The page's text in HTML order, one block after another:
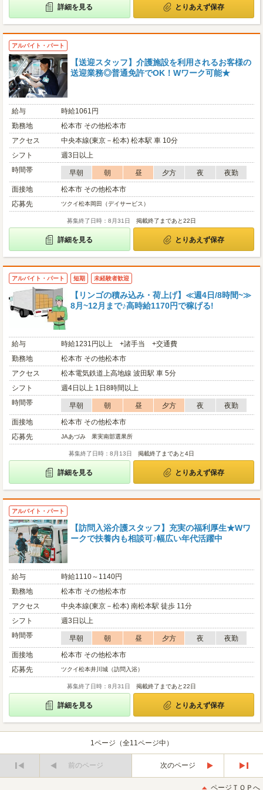
詳細を見る とりあえず保存
アルバイト・パート
【送迎スタッフ】介護施設を利用されるお客様の
送迎業務◎普通免許でOK！Wワーク可能★
給与
時給1061円
勤務地
松本市 その他松本市
アクセス
中央本線(東京－松本) 松本駅 車 10分
シフト
週3日以上
時間帯
早朝 朝 昼 夕方 夜
夜勤
面接地
松本市 その他松本市
応募先
ツクイ松本岡田（デイサービス）
募集終了日時：8月31日 掲載終了まであと22日
詳細を見る とりあえず保存
アルバイト・パート 短期 未経験者歓迎
【リンゴの積み込み・荷上げ】≪週4日/8時間~≫
8月~12月まで♪高時給1170円で稼げる!
給与
時給1231円以上 +諸手当 +交通費
勤務地
松本市 その他松本市
アクセス
松本電気鉄道上高地線 波田駅 車 5分
シフト
週4日以上 1日8時間以上
時間帯
早朝 朝 昼 夕方 夜
夜勤
面接地
松本市 その他松本市
応募先
JAあづみ 果実南部選果所
募集終了日時：8月13日 掲載終了まであと4日
詳細を見る とりあえず保存
アルバイト・パート
【訪問入浴介護スタッフ】充実の福利厚生★Wワ
ークで扶養内も相談可♪幅広い年代活躍中
給与
時給1110～1140円
勤務地
松本市 その他松本市
アクセス
中央本線(東京－松本) 南松本駅 徒歩 11分
シフト
週3日以上
時間帯
早朝 朝 昼 夕方 夜
夜勤
面接地
松本市 その他松本市
応募先
ツクイ松本井川城（訪問入浴）
募集終了日時：8月31日 掲載終了まであと22日
詳細を見る とりあえず保存
1ページ（全11ページ中）
前のページ
次のページ
後
ページＴＯＰへ